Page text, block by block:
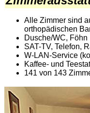
Alle Zimmer sind
orthopädischen
Dusche/WC, Föhn
SAT-TV, Telefon,
W-LAN-Service
Kaffee- und
141 von 143